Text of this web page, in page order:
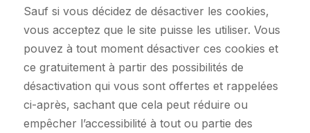
Sauf si vous décidez de désactiver les cookies,
vous acceptez que le site puisse les utiliser. Vous
pouvez à tout moment désactiver ces cookies et
ce gratuitement à partir des possibilités de
désactivation qui vous sont offertes et rappelées
ci-après, sachant que cela peut réduire ou
empêcher l’accessibilité à tout ou partie des